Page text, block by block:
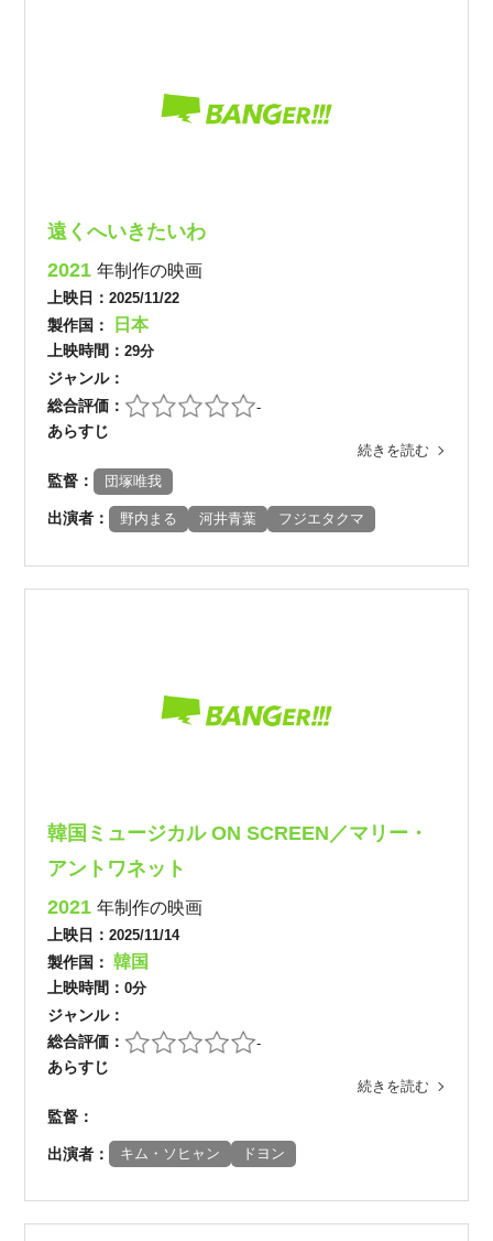
遠くへいきたいわ
2021年制作の映画
上映日：2025/11/22
製作国： 日本
上映時間：29分
ジャンル：
総合評価：
-
あらすじ
続きを読む
監督： 団塚唯我
出演者： 野内まる 河井青葉 フジエタクマ
韓国ミュージカル ON SCREEN／マリー・
アントワネット
2021年制作の映画
上映日：2025/11/14
製作国：韓国
上映時間：0分
ジャンル：
総合評価：
-
あらすじ
続きを読む
監督：
出演者： キム・ソヒャン ドヨン